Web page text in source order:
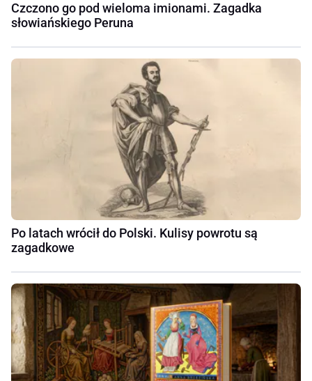
Czczono go pod wieloma imionami. Zagadka
słowiańskiego Peruna
Po latach wrócił do Polski. Kulisy powrotu są
zagadkowe